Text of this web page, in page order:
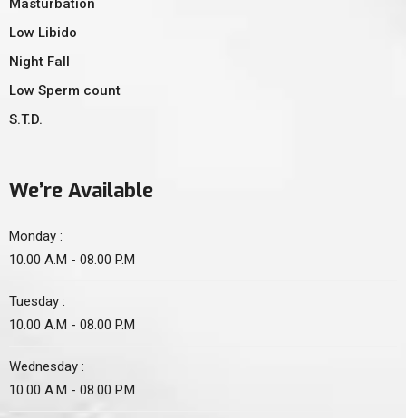
Masturbation
Low Libido
Night Fall
Low Sperm count
S.T.D.
We’re Available
Monday :
10.00 A.M - 08.00 P.M
Tuesday :
10.00 A.M - 08.00 P.M
Wednesday :
10.00 A.M - 08.00 P.M